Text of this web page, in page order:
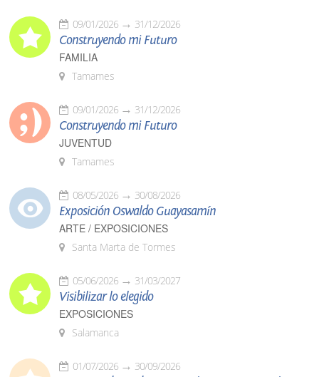
09/01/2026 31/12/2026
Construyendo mi Futuro
FAMILIA
Tamames
09/01/2026 31/12/2026
Construyendo mi Futuro
JUVENTUD
Tamames
08/05/2026 30/08/2026
Exposición Oswaldo Guayasamín
ARTE / EXPOSICIONES
Santa Marta de Tormes
05/06/2026 31/03/2027
Visibilizar lo elegido
EXPOSICIONES
Salamanca
01/07/2026 30/09/2026